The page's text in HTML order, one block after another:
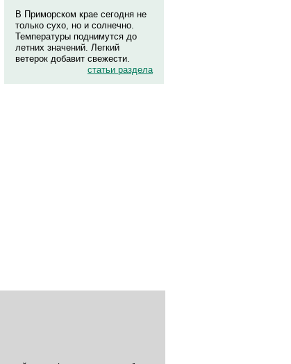
В Приморском крае сегодня не
только сухо, но и солнечно.
Температуры поднимутся до
летних значений. Легкий
ветерок добавит свежести.
статьи раздела